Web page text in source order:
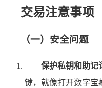
交易注意事项
（一）安全问题
保护私钥和助记
键，就像打开数字宝